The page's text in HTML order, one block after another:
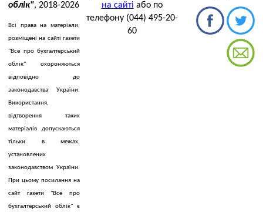
облік", 2018-2026
Всі права на матеріали,
розміщені на сайті газети
"Все про бухгалтерський
облік" охороняються
відповідно до
законодавства України.
Використання,
відтворення таких
матеріалів допускаються
тільки в межах,
установлених
законодавством України.
При цьому посилання на
сайт газети "Все про
бухгалтерський облік" є
на сайті або по
телефону (044) 495-20-
60